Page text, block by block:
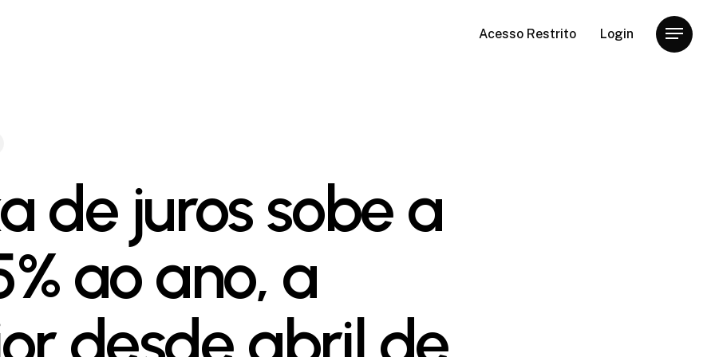
Acesso Restrito Login Menu
de juros sobe a
ao ano, a